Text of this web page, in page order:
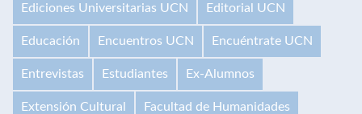
Ediciones Universitarias UCN Editorial UCN
Educación Encuentros UCN Encuéntrate UCN
Entrevistas Estudiantes Ex-Alumnos
Extensión Cultural Facultad de Humanidades